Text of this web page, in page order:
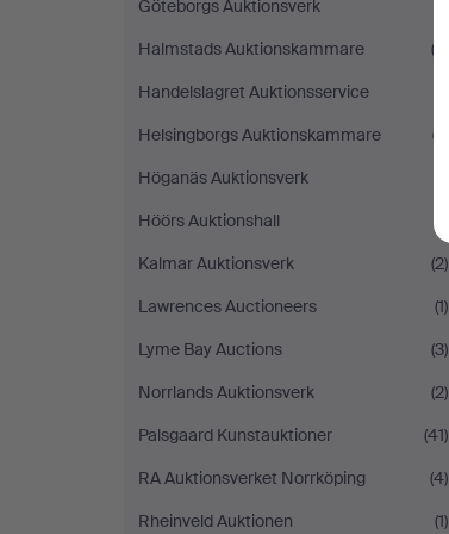
Göteborgs Auktionsverk
Halmstads Auktionskammare
(3)
Handelslagret Auktionsservice
Helsingborgs Auktionskammare
(7)
Höganäs Auktionsverk
Höörs Auktionshall
Kalmar Auktionsverk
(2)
Lawrences Auctioneers
(1)
Lyme Bay Auctions
(3)
Norrlands Auktionsverk
(2)
Palsgaard Kunstauktioner
(41)
RA Auktionsverket Norrköping
(4)
Rheinveld Auktionen
(1)